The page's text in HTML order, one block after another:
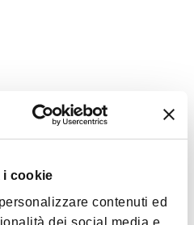
i cookie
contenuti ed
dei social media e
le stanze del palazzo,
romantici, ideali di
originali, ambientazioni
multimediali, scoprirai
15.00